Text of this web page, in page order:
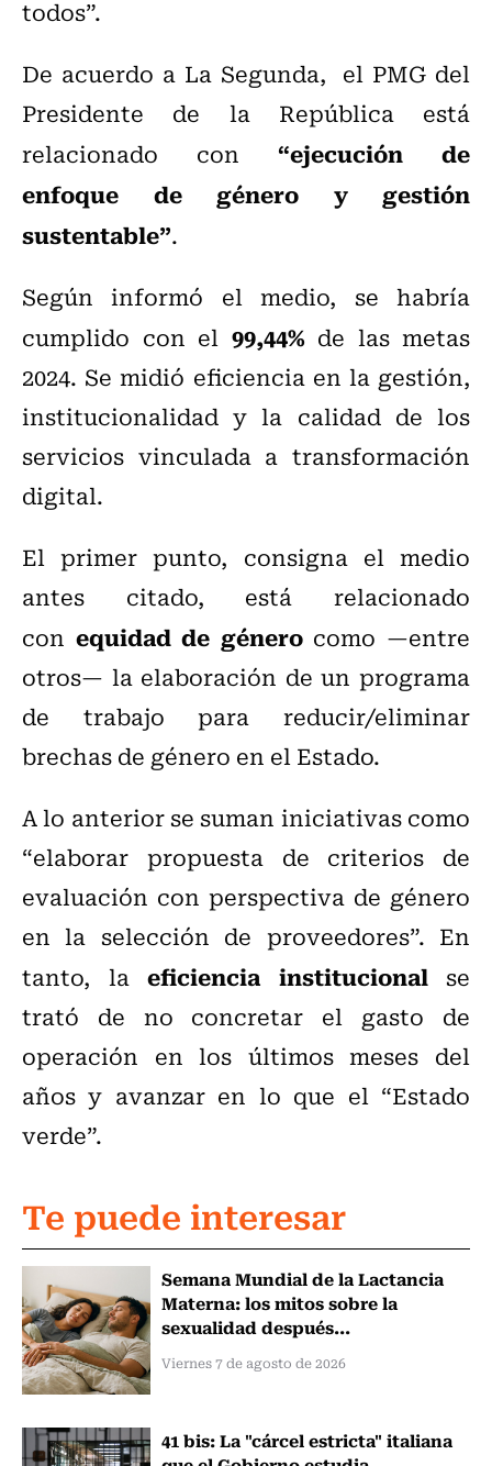
todos”.
De acuerdo a La Segunda, el PMG del
Presidente de la República está
relacionado con “ejecución de
enfoque de género y gestión
sustentable”.
Según informó el medio, se habría
cumplido con el 99,44% de las metas
2024. Se midió eficiencia en la gestión,
institucionalidad y la calidad de los
servicios vinculada a transformación
digital.
El primer punto, consigna el medio
antes citado, está relacionado
con equidad de género como —entre
otros— la elaboración de un programa
de trabajo para reducir/eliminar
brechas de género en el Estado.
A lo anterior se suman iniciativas como
“elaborar propuesta de criterios de
evaluación con perspectiva de género
en la selección de proveedores”. En
tanto, la eficiencia institucional se
trató de no concretar el gasto de
operación en los últimos meses del
años y avanzar en lo que el “Estado
verde”.
Te puede interesar
Semana Mundial de la Lactancia
Materna: los mitos sobre la
sexualidad después...
Viernes 7 de agosto de 2026
41 bis: La "cárcel estricta" italiana